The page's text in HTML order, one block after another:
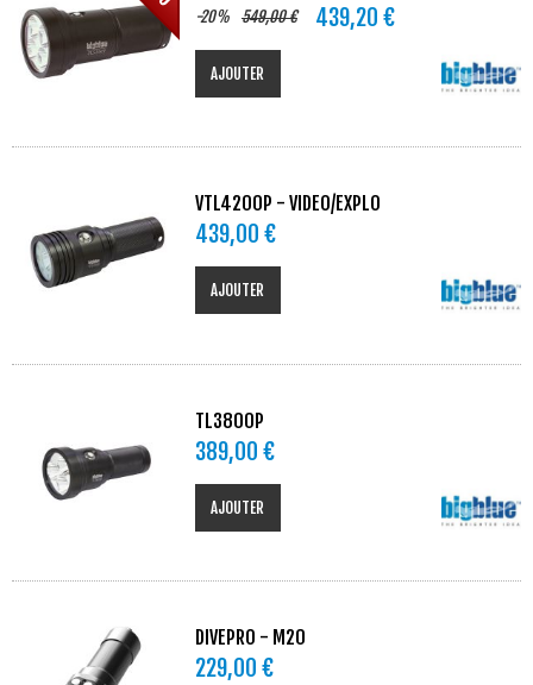
-20% 549,00 € 439,20 €
AJOUTER
VTL4200P - VIDEO/EXPLO
439,00 €
AJOUTER
TL3800P
389,00 €
AJOUTER
DIVEPRO - M20
229,00 €